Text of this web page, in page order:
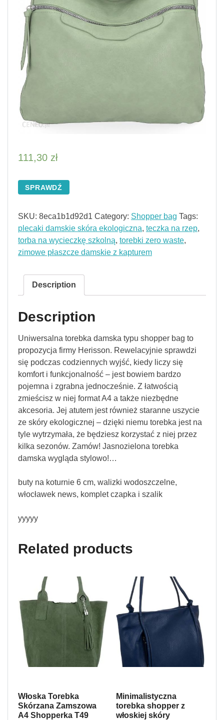
111,30 zł
SPRAWDŹ
SKU: 8eca1b1d92d1 Category: Shopper bag Tags:
plecaki damskie skóra ekologiczna, teczka na rzep,
torba na wycieczkę szkolną, torebki zero waste,
zimowe płaszcze damskie z kapturem
Description
Description
Uniwersalna torebka damska typu shopper bag to
propozycja firmy Herisson. Rewelacyjnie sprawdzi
się podczas codziennych wyjść, kiedy liczy się
komfort i funkcjonalność – jest bowiem bardzo
pojemna i zgrabna jednocześnie. Z łatwością
zmieścisz w niej format A4 a także niezbędne
akcesoria. Jej atutem jest również staranne uszycie
ze skóry ekologicznej – dzięki niemu torebka jest na
tyle wytrzymała, że będziesz korzystać z niej przez
kilka sezonów. Zamów! Jasnozielona torebka
damska wygląda stylowo!…
buty na koturnie 6 cm, walizki wodoszczelne,
włocławek news, komplet czapka i szalik
yyyyy
Related products
Włoska Torebka
Skórzana Zamszowa
A4 Shopperka T49
Minimalistyczna
torebka shopper z
włoskiej skóry